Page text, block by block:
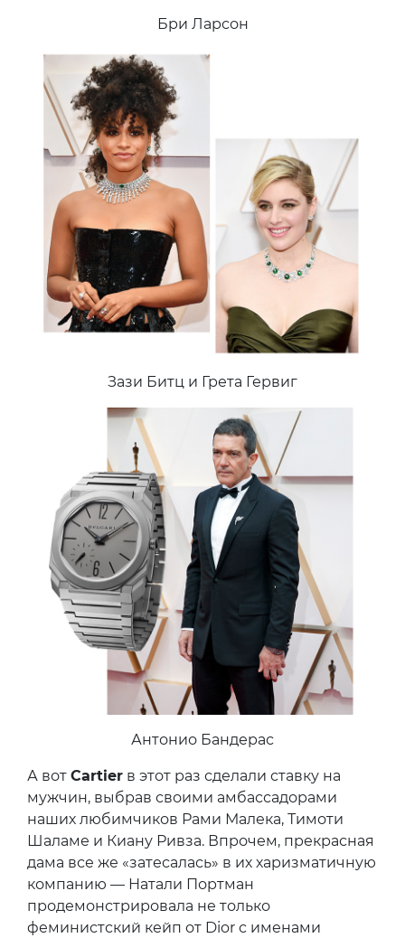
Бри Ларсон
Зази Битц и Грета Гервиг
Антонио Бандерас
А вот Cartier в этот раз сделали ставку на
мужчин, выбрав своими амбассадорами
наших любимчиков Рами Малека, Тимоти
Шаламе и Киану Ривза. Впрочем, прекрасная
дама все же «затесалась» в их харизматичную
компанию — Натали Портман
продемонстрировала не только
феминистский кейп от Dior с именами